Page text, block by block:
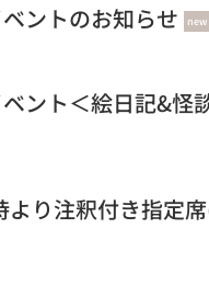
ントのお知らせ new
ベント＜絵日記&怪
より注釈付き指定